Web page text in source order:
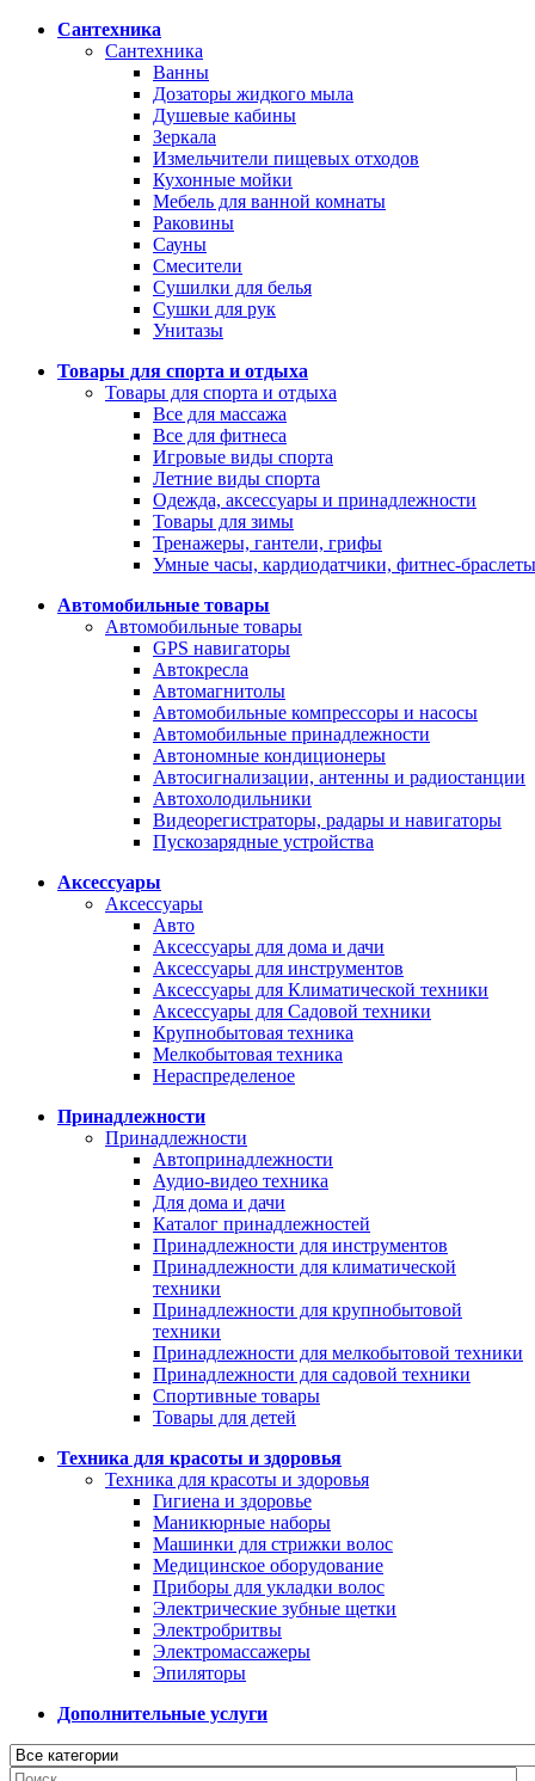
Сантехника
Сантехника
Ванны
Дозаторы жидкого мыла
Душевые кабины
Зеркала
Измельчители пищевых отходов
Кухонные мойки
Мебель для ванной комнаты
Раковины
Сауны
Смесители
Сушилки для белья
Сушки для рук
Унитазы
Товары для спорта и отдыха
Товары для спорта и отдыха
Все для массажа
Все для фитнеса
Игровые виды спорта
Летние виды спорта
Одежда, аксессуары и принадлежности
Товары для зимы
Тренажеры, гантели, грифы
Умные часы, кардиодатчики, фитнес-браслеты
Автомобильные товары
Автомобильные товары
GPS навигаторы
Автокресла
Автомагнитолы
Автомобильные компрессоры и насосы
Автомобильные принадлежности
Автономные кондиционеры
Автосигнализации, антенны и радиостанции
Автохолодильники
Видеорегистраторы, радары и навигаторы
Пускозарядные устройства
Аксессуары
Аксессуары
Авто
Аксессуары для дома и дачи
Аксессуары для инструментов
Аксессуары для Климатической техники
Аксессуары для Садовой техники
Крупнобытовая техника
Мелкобытовая техника
Нераспределеное
Принадлежности
Принадлежности
Автопринадлежности
Аудио-видео техника
Для дома и дачи
Каталог принадлежностей
Принадлежности для инструментов
Принадлежности для климатической
техники
Принадлежности для крупнобытовой
техники
Принадлежности для мелкобытовой техники
Принадлежности для садовой техники
Спортивные товары
Товары для детей
Техника для красоты и здоровья
Техника для красоты и здоровья
Гигиена и здоровье
Маникюрные наборы
Машинки для стрижки волос
Медицинское оборудование
Приборы для укладки волос
Электрические зубные щетки
Электробритвы
Электромассажеры
Эпиляторы
Дополнительные услуги